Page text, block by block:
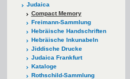
Judaica
Compact Memory
Freimann-Sammlung
Hebräische Handschriften
Hebräische Inkunabeln
Jiddische Drucke
Judaica Frankfurt
Kataloge
Rothschild-Sammlung